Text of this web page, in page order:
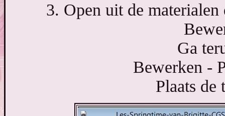
3. Open uit de
Ga
Bewerken -
Plaats de